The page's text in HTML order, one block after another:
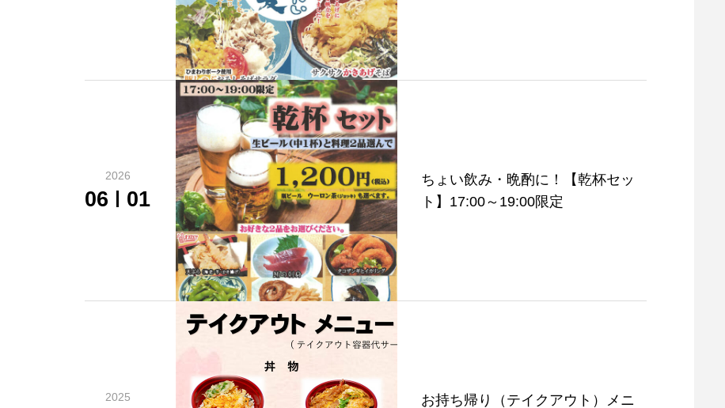
2026
06 01
ちょい飲み・晩酌に！【乾杯セッ
ト】17:00～19:00限定
2025
お持ち帰り（テイクアウト）メニ